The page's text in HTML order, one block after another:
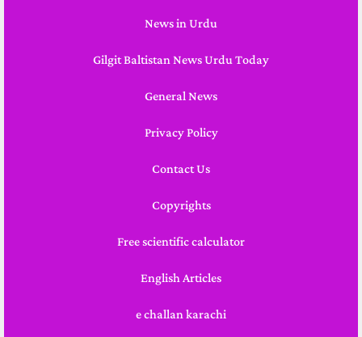
News in Urdu
Gilgit Baltistan News Urdu Today
General News
Privacy Policy
Contact Us
Copyrights
Free scientific calculator
English Articles
e challan karachi